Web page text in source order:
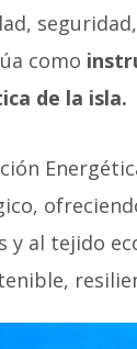
como
de la isla.
y al tejido